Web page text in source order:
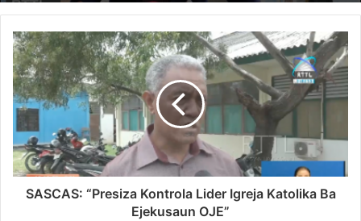
SASCAS: “Presiza Kontrola Lider Igreja Katolika Ba
Ejekusaun OJE”